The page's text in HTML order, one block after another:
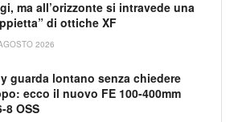
ma all’orizzonte si intravede una
di ottiche XF
2026
guarda lontano senza chiedere
ecco il nuovo FE 100-400mm
8 OSS